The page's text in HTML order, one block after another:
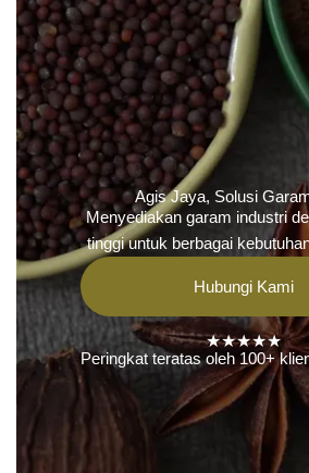
Agis Jaya, Solusi
Menyediakan garam industri
tinggi untuk berbagai
Hubungi Kami
★★★★★
Peringkat teratas oleh 100+